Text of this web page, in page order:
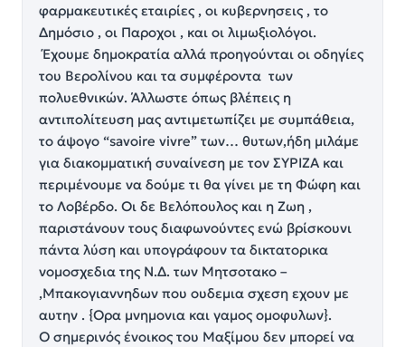
φαρμακευτικές εταιρίες , οι κυβερνησεις , το
Δημόσιο , οι Παροχοι , και οι λιμωξιολόγοι.
Έχουμε δημοκρατία αλλά προηγούνται οι οδηγίες
του Βερολίνου και τα συμφέροντα των
πολυεθνικών. Άλλωστε όπως βλέπεις η
αντιπολίτευση μας αντιμετωπίζει με συμπάθεια,
το άψογο “savoire vivre” των… θυτων,ήδη μιλάμε
για διακομματική συναίνεση με τον ΣΥΡΙΖΑ και
περιμένουμε να δούμε τι θα γίνει με τη Φώφη και
το Λοβέρδο. Οι δε Βελόπουλος και η Ζωη ,
παριστάνουν τους διαφωνούντες ενώ βρίσκουνι
πάντα λύση και υπογράφουν τα δικτατορικα
νομοσχεδια της Ν.Δ. των Μητσοτακο –
,Μπακογιαννηδων που ουδεμια σχεση εχουν με
αυτην . {Ορα μνημονια και γαμος ομοφυλων}.
Ο σημερινός ένοικος του Μαξίμου δεν μπορεί να